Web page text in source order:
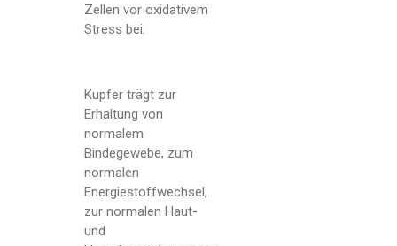
Zellen vor oxidativem
Stress bei.
Kupfer trägt zur
Erhaltung von
normalem
Bindegewebe, zum
normalen
Energiestoffwechsel,
zur normalen Haut-
und